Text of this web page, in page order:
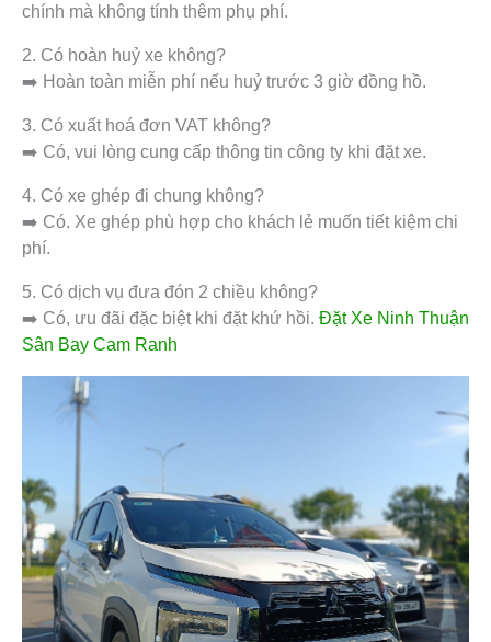
chính mà không tính thêm phụ phí.
2. Có hoàn huỷ xe không?
➡️ Hoàn toàn miễn phí nếu huỷ trước 3 giờ đồng hồ.
3. Có xuất hoá đơn VAT không?
➡️ Có, vui lòng cung cấp thông tin công ty khi đặt xe.
4. Có xe ghép đi chung không?
➡️ Có. Xe ghép phù hợp cho khách lẻ muốn tiết kiệm chi
phí.
5. Có dịch vụ đưa đón 2 chiều không?
➡️ Có, ưu đãi đặc biệt khi đặt khứ hồi. Đặt Xe Ninh Thuận
Sân Bay Cam Ranh